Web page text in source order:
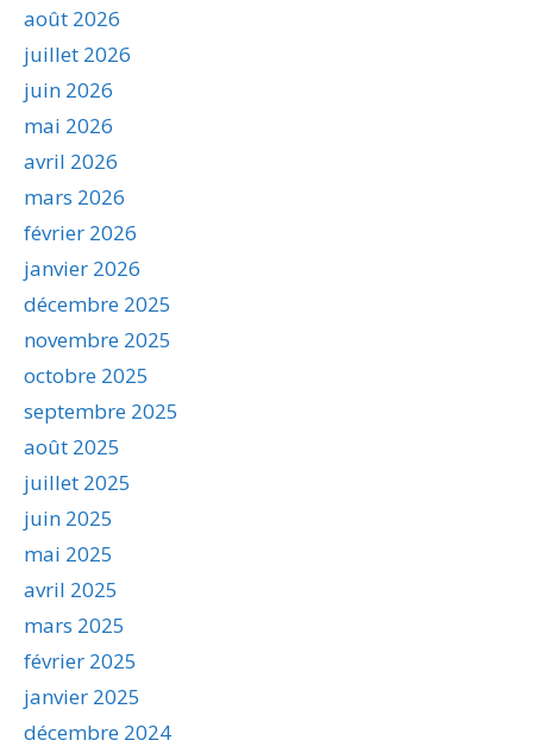
août 2026
juillet 2026
juin 2026
mai 2026
avril 2026
mars 2026
février 2026
janvier 2026
décembre 2025
novembre 2025
octobre 2025
septembre 2025
août 2025
juillet 2025
juin 2025
mai 2025
avril 2025
mars 2025
février 2025
janvier 2025
décembre 2024